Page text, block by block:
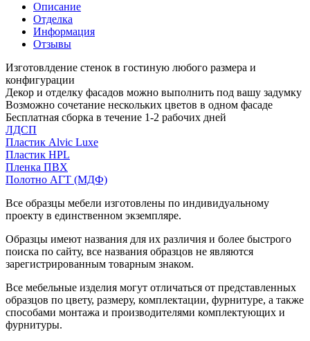
Описание
Отделка
Информация
Отзывы
Изготовлдение стенок в гостиную любого размера и
конфигурации
Декор и отделку фасадов можно выполнить под вашу задумку
Возможно сочетание нескольких цветов в одном фасаде
Бесплатная сборка в течение 1-2 рабочих дней
ЛДСП
Пластик Alvic Luxe
Пластик HPL
Пленка ПВХ
Полотно АГТ (МДФ)
Все образцы мебели изготовлены по индивидуальному
проекту в единственном экземпляре.
Образцы имеют названия для их различия и более быстрого
поиска по сайту, все названия образцов не являются
зарегистрированным товарным знаком.
Все мебельные изделия могут отличаться от представленных
образцов по цвету, размеру, комплектации, фурнитуре, а также
способами монтажа и производителями комплектующих и
фурнитуры.